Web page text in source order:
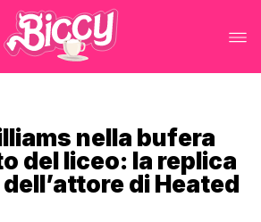
nella bufera
del liceo: la replica
di Heated